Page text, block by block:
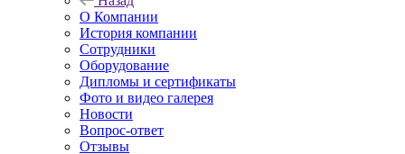
О Компании
История компании
Сотрудники
Оборудование
Дипломы и сертификаты
Фото и видео галерея
Новости
Вопрос-ответ
Отзывы